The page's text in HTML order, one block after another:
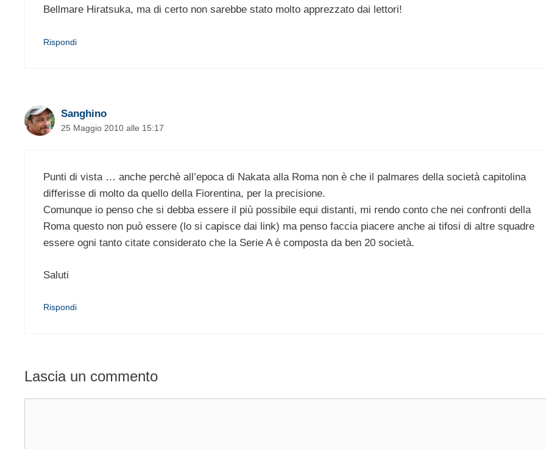
Bellmare Hiratsuka, ma di certo non sarebbe stato molto apprezzato dai lettori!
Rispondi
Sanghino
25 Maggio 2010 alle 15:17
Punti di vista … anche perchè all’epoca di Nakata alla Roma non è che il palmares della società capitolina
differisse di molto da quello della Fiorentina, per la precisione.
Comunque io penso che si debba essere il più possibile equi distanti, mi rendo conto che nei confronti della
Roma questo non può essere (lo si capisce dai link) ma penso faccia piacere anche ai tifosi di altre squadre
essere ogni tanto citate considerato che la Serie A è composta da ben 20 società.
Saluti
Rispondi
Lascia un commento